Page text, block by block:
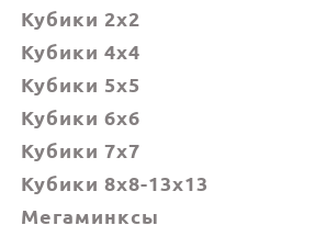
Кубики 2x2
Кубики 4x4
Кубики 5x5
Кубики 6х6
Кубики 7х7
Кубики 8x8-13x13
Мегаминксы